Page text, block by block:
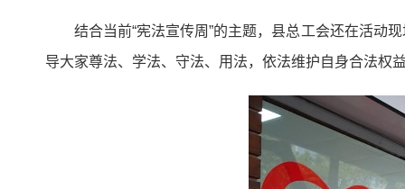
结合当前“宪法宣传周”的主题，县总工会还在活动
导大家尊法、学法、守法、用法，依法维护自身合法权